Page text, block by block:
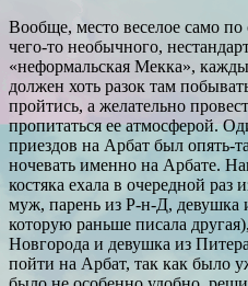
Вообще, место веселое само по
чего-то необычного,
«неформальская Мекка»,
должен хоть разок там
пройтись, а желательно
пропитаться ее атмосферой.
приездов на Арбат был опять-
ночевать именно на Арбате.
костяка ехала в очередной
муж, парень из Р-н-Д, девушка
которую раньше писала
Новгорода и девушка из
пойти на Арбат, так как было